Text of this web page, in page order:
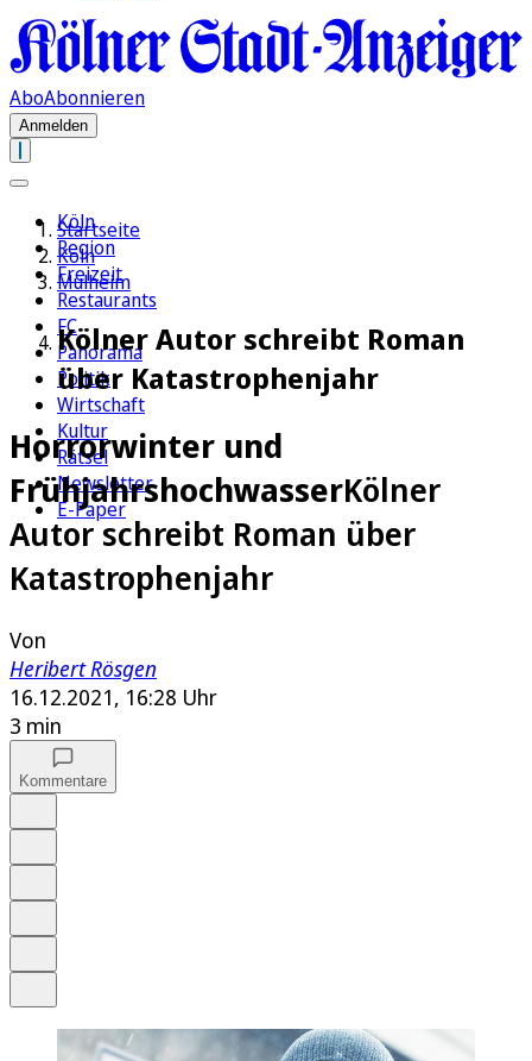
AboAbonnieren
Anmelden
Köln
Region
Freizeit
Restaurants
FC
Panorama
Politik
Wirtschaft
Kultur
Rätsel
Newsletter
E-Paper
Startseite
Köln
Mülheim
Kölner Autor schreibt Roman
über Katastrophenjahr
Horrorwinter und
FrühjahrshochwasserKölner
Autor schreibt Roman über
Katastrophenjahr
Von
Heribert Rösgen
16.12.2021, 16:28 Uhr
3 min
Kommentare